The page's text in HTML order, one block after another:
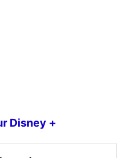
Disney +